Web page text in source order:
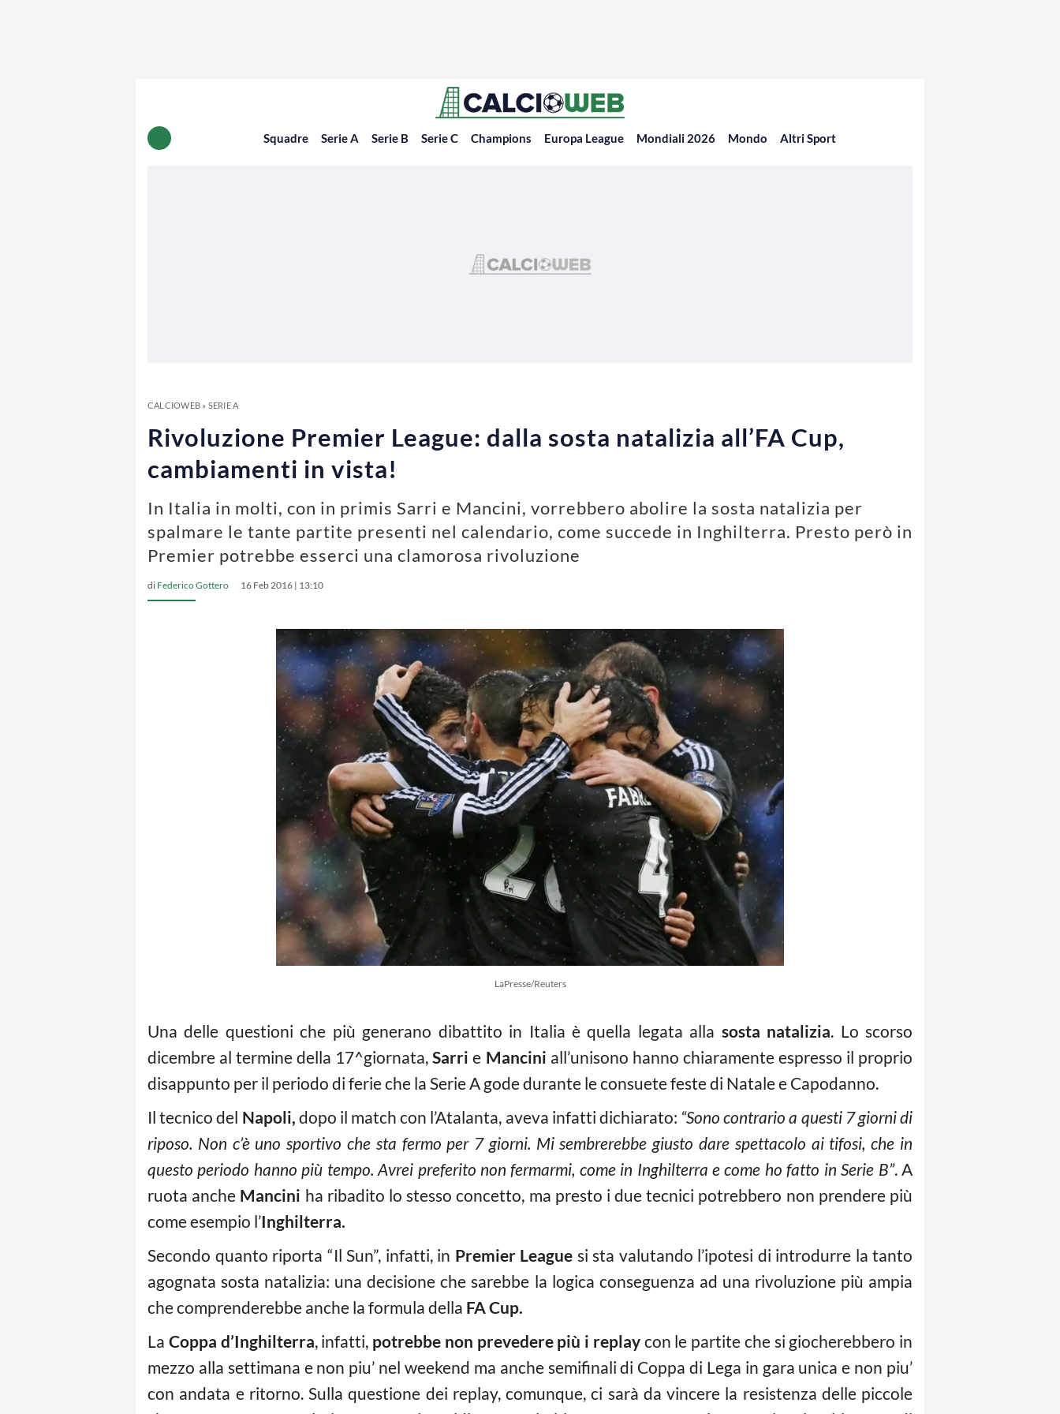
Squadre Serie A Serie B Serie C Champions Europa League Mondiali 2026 Mondo Altri Sport
CALCIOWEB» SERIE A
Rivoluzione Premier League: dalla sosta natalizia all’FA Cup,
cambiamenti in vista!
In Italia in molti, con in primis Sarri e Mancini, vorrebbero abolire la sosta natalizia per
spalmare le tante partite presenti nel calendario, come succede in Inghilterra. Presto però in
Premier potrebbe esserci una clamorosa rivoluzione
di Federico Gottero 16 Feb 2016 | 13:10
LaPresse/Reuters
Una delle questioni che più generano dibattito in Italia è quella legata alla sosta natalizia. Lo scorso
dicembre al termine della 17^giornata,Sarri e Mancini all’unisono hanno chiaramente espresso il proprio
disappunto per il periodo di ferie che la Serie A gode durante le consuete feste di Natale e Capodanno.
Il tecnico del Napoli, dopo il match con l’Atalanta, aveva infatti dichiarato: “Sono contrario a questi 7 giorni di
riposo. Non c’è uno sportivo che sta fermo per 7 giorni. Mi sembrerebbe giusto dare spettacolo ai tifosi, che in
questo periodo hanno più tempo. Avrei preferito non fermarmi, come in Inghilterra e come ho fatto in Serie B”. A
ruota anche Mancini ha ribadito lo stesso concetto, ma presto i due tecnici potrebbero non prendere più
come esempio l’Inghilterra.
Secondo quanto riporta “Il Sun”, infatti, in Premier League si sta valutando l’ipotesi di introdurre la tanto
agognata sosta natalizia: una decisione che sarebbe la logica conseguenza ad una rivoluzione più ampia
che comprenderebbe anche la formula della FA Cup.
La Coppa d’Inghilterra, infatti, potrebbe non prevedere più i replaycon le partite che si giocherebbero in
mezzo alla settimana e non piu’ nel weekend ma anche semifinali di Coppa di Lega in gara unica e non piu’
con andata e ritorno. Sulla questione dei replay, comunque, ci sarà da vincere la resistenza delle piccole